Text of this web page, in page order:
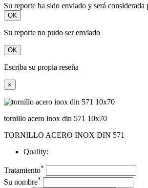
Su reporte ha sido enviado y será considerada
OK
Su reporte no pudo ser enviado
OK
Escriba su propia reseña
×
tornillo acero inox din 571 10x70
TORNILLO ACERO INOX DIN 571
Quality:
Tratamiento*
Su nombre*